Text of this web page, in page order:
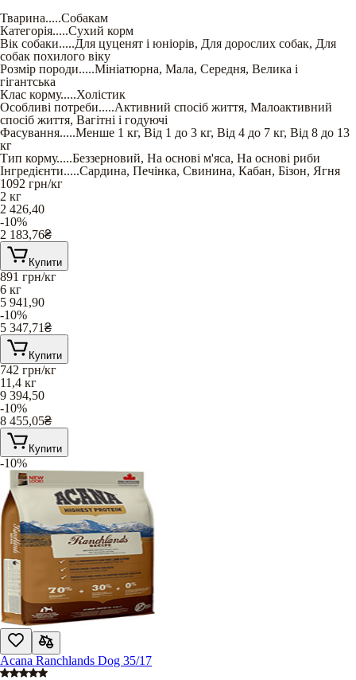
Тварина.....Собакам
Категорія.....Сухий корм
Вік собаки.....Для цуценят і юніорів, Для дорослих собак, Для
собак похилого віку
Розмір породи.....Мініатюрна, Мала, Середня, Велика і
гігантська
Клас корму.....Холістик
Особливі потреби.....Активний спосіб життя, Малоактивний
спосіб життя, Вагітні і годуючі
Фасування.....Менше 1 кг, Від 1 до 3 кг, Від 4 до 7 кг, Від 8 до 13
кг
Тип корму.....Беззерновий, На основі м'яса, На основі риби
Інгредієнти.....Сардина, Печінка, Свинина, Кабан, Бізон, Ягня
1092 грн/кг
2 кг
2 426,40
-10%
2 183,76₴
Купити
891 грн/кг
6 кг
5 941,90
-10%
5 347,71₴
Купити
742 грн/кг
11,4 кг
9 394,50
-10%
8 455,05₴
Купити
-10%
Acana Ranchlands Dog 35/17